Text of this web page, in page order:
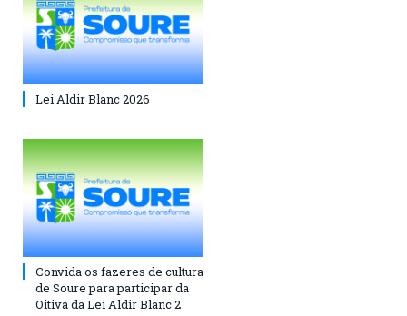
Lei Aldir Blanc 2026
Convida os fazeres de cultura
de Soure para participar da
Oitiva da Lei Aldir Blanc 2